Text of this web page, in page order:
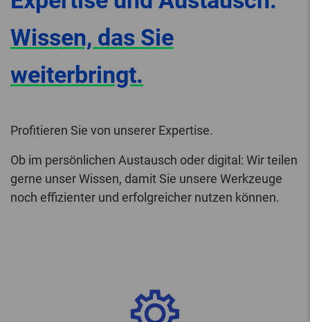
Wissen, das Sie
weiterbringt.
Profitieren Sie von unserer Expertise.
Ob im persönlichen Austausch oder digital: Wir teilen
gerne unser Wissen, damit Sie unsere Werkzeuge
noch effizienter und erfolgreicher nutzen können.